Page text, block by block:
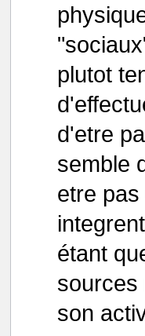
plutot
d'etre
semble
etre
étant
sources
son